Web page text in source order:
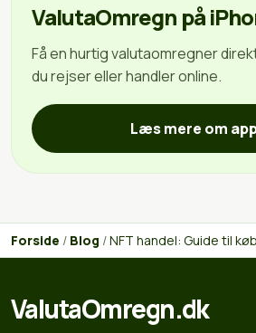
ValutaOmregn på
Få en hurtig valutaomregner
du rejser eller handler online.
Læs mere om
Forside / Blog /NFT handel: Guide til
ValutaOmregn.dk